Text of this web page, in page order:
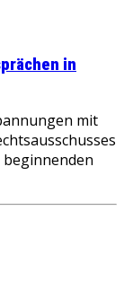
in
mit